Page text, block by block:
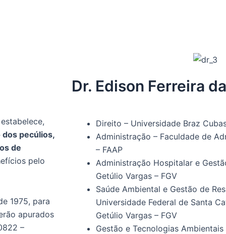
pecúlios,
de
pelo
1975, para
apurados
–
Dr. Edison Ferreira
Direito – Universidade Braz
Administração – Faculdade de
– FAAP
Administração Hospitalar e
Getúlio Vargas – FGV
Saúde Ambiental e Gestão de
Universidade Federal de Santa
Getúlio Vargas – FGV
Gestão e Tecnologias Ambientais